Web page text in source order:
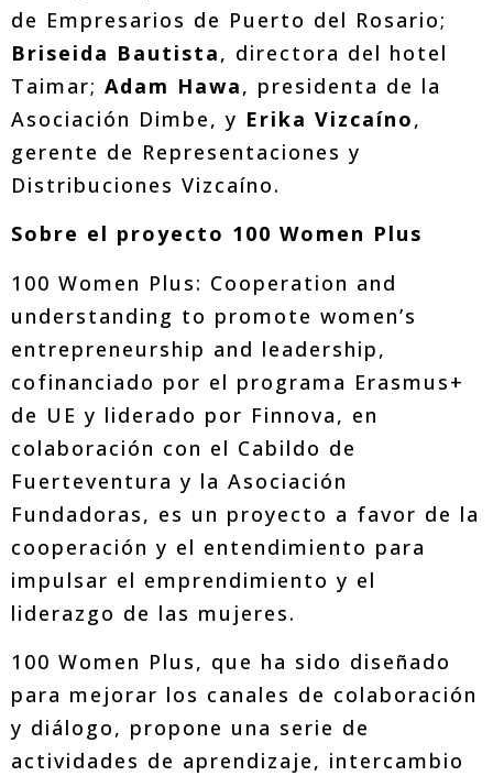
de Empresarios de Puerto del Rosario;
Briseida Bautista, directora del hotel
Taimar; Adam Hawa, presidenta de la
Asociación Dimbe, y Erika Vizcaíno,
gerente de Representaciones y
Distribuciones Vizcaíno.
Sobre el proyecto 100 Women Plus
100 Women Plus: Cooperation and
understanding to promote women’s
entrepreneurship and leadership,
cofinanciado por el programa Erasmus+
de UE y liderado por Finnova, en
colaboración con el Cabildo de
Fuerteventura y la Asociación
Fundadoras, es un proyecto a favor de la
cooperación y el entendimiento para
impulsar el emprendimiento y el
liderazgo de las mujeres.
100 Women Plus, que ha sido diseñado
para mejorar los canales de colaboración
y diálogo, propone una serie de
actividades de aprendizaje, intercambio